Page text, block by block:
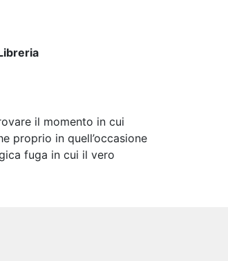
il momento in cui
proprio in quell’occasione
fuga in cui il vero